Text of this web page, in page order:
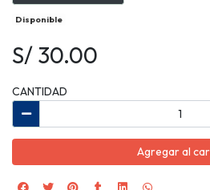
Disponible
S/ 30.00
CANTIDAD
Agregar al